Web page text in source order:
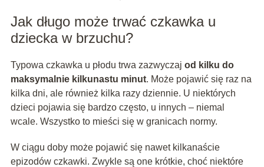
Jak długo może trwać czkawka u
dziecka w brzuchu?
Typowa czkawka u płodu trwa zazwyczaj od kilku do
maksymalnie kilkunastu minut. Może pojawić się raz na
kilka dni, ale również kilka razy dziennie. U niektórych
dzieci pojawia się bardzo często, u innych – niemal
wcale. Wszystko to mieści się w granicach normy.
W ciągu doby może pojawić się nawet kilkanaście
epizodów czkawki. Zwykle są one krótkie, choć niektóre